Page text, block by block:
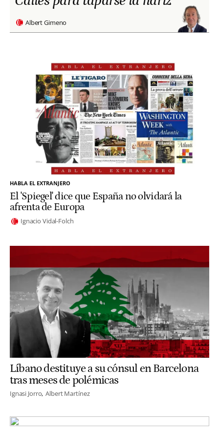
Albert Gimeno
HABLA EL EXTRANJERO
El 'Spiegel' dice que España no olvidará la
afrenta de Europa
Ignacio Vidal-Folch
Líbano destituye a su cónsul en Barcelona
tras meses de polémicas
Ignasi Jorro Albert Martínez